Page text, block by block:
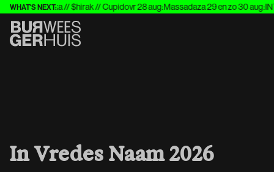
WHAT'S NEXT:
w. Mr. Polska // $hirak // Cupidovr 28 aug:Massadaza 29 en zo 30 aug:
In Vredes Naam 2026